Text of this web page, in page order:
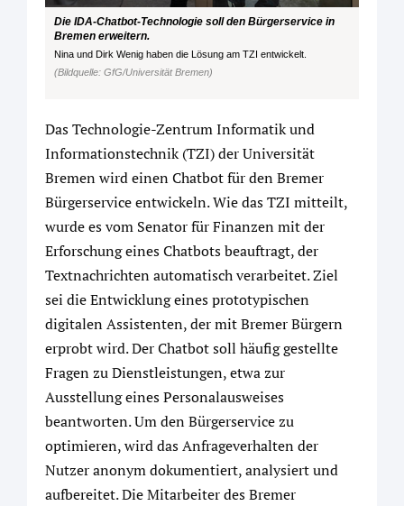
Die IDA-Chatbot-Technologie soll den Bürgerservice in
Bremen erweitern.
Nina und Dirk Wenig haben die Lösung am TZI entwickelt.
(Bildquelle: GfG/Universität Bremen)
Das Technologie-Zentrum Informatik und
Informationstechnik (TZI) der Universität
Bremen wird einen Chatbot für den Bremer
Bürgerservice entwickeln. Wie das TZI mitteilt,
wurde es vom Senator für Finanzen mit der
Erforschung eines Chatbots beauftragt, der
Textnachrichten automatisch verarbeitet. Ziel
sei die Entwicklung eines prototypischen
digitalen Assistenten, der mit Bremer Bürgern
erprobt wird. Der Chatbot soll häufig gestellte
Fragen zu Dienstleistungen, etwa zur
Ausstellung eines Personalausweises
beantworten. Um den Bürgerservice zu
optimieren, wird das Anfrageverhalten der
Nutzer anonym dokumentiert, analysiert und
aufbereitet. Die Mitarbeiter des Bremer